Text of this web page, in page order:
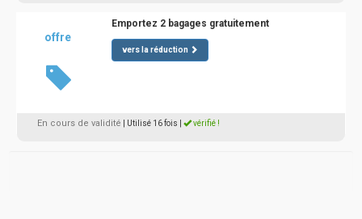
offre
Emportez 2 bagages gratuitement
vers la réduction
En cours de validité | Utilisé 16 fois vérifié !